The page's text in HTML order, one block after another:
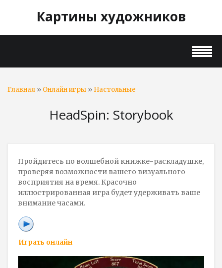
Картины художников
Главная » Онлайн игры » Настольные
HeadSpin: Storybook
Пройдитесь по волшебной книжке-раскладушке,
проверяя возможности вашего визуального
восприятия на время. Красочно
иллюстрированная игра будет удерживать ваше
внимание часами.
Играть онлайн